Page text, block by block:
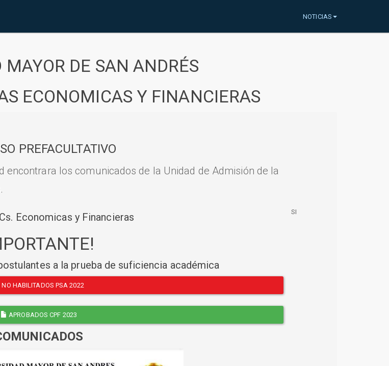
NOTICIAS
MAYOR DE SAN ANDRÉS
ECONOMICAS Y FINANCIERAS
PREFACULTATIVO
los comunicados de la Unidad de Admisión de la
Economicas y Financieras
a la prueba de suficiencia académica
NO HABILITADOS PSA 2022
APROBADOS CPF 2023
SI